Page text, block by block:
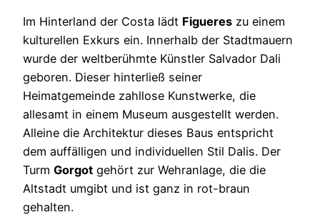
Im Hinterland der Costa lädt Figueres zu einem
kulturellen Exkurs ein. Innerhalb der Stadtmauern
wurde der weltberühmte Künstler Salvador Dali
geboren. Dieser hinterließ seiner
Heimatgemeinde zahllose Kunstwerke, die
allesamt in einem Museum ausgestellt werden.
Alleine die Architektur dieses Baus entspricht
dem auffälligen und individuellen Stil Dalis. Der
Turm Gorgot gehört zur Wehranlage, die die
Altstadt umgibt und ist ganz in rot-braun
gehalten.